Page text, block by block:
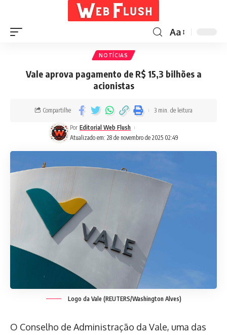
Aa
NOTÍCIAS
Vale aprova pagamento de R$ 15,3 bilhões a
acionistas
Atualizado em: 28 de novembro de 2025 02:49
Por Editorial Web Flush
Compartilhe 3 min. de leitura
Logo da Vale (REUTERS/Washington Alves)
O Conselho de Administração da Vale, uma das